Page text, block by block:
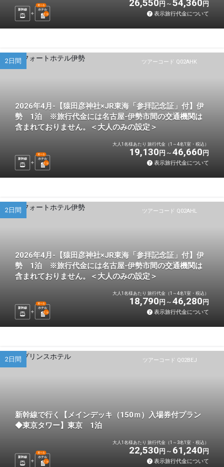
新幹線 ホテル
選べる
1 泊
26,550 円 54,360 円
表示旅行代金について
ツアーコード Q02AHK
2日間
2026年4月-【猿田彦神社×JR東海「参拝記念証」付】伊
勢 1泊 ※旅行代金には名古屋-伊勢市間の交通機関は
含まれておりません。＜大人のみの設定＞
新幹線 ホテル
選べる
1 泊
大人1名様あたり 旅行代金（1～4名1室・税込）
19,130 円 46,660 円
表示旅行代金について
ツアーコード Q02AHL
2日間
2026年4月-【猿田彦神社×JR東海「参拝記念証」付】伊
勢 1泊 ※旅行代金には名古屋-伊勢市間の交通機関は
含まれておりません。＜大人のみの設定＞
新幹線 ホテル
選べる
1 泊
大人1名様あたり 旅行代金（1～4名1室・税込）
18,790 円 46,280 円
表示旅行代金について
ツアーコード Q02BEJ
2日間
新幹線で行く【メインデッキ（150ｍ）入場券付プラン
◆東京タワー】東京 1泊
新幹線 ホテル
選べる
1 泊
大人1名様あたり 旅行代金（1～3名1室・税込）
22,530 円 61,240 円
表示旅行代金について